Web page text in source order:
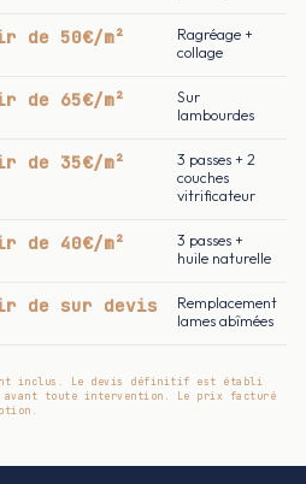
de 50€/m²
Ragréage +
collage
de 65€/m²
Sur
lambourdes
de 35€/m²
3 passes + 2
couches
vitrificateur
de 40€/m²
3 passes +
huile naturelle
de sur devis
Remplacement
lames abîmées
inclus. Le devis définitif est établi
toute intervention. Le prix facturé